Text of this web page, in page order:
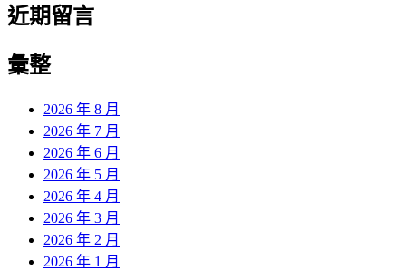
近期留言
彙整
2026 年 8 月
2026 年 7 月
2026 年 6 月
2026 年 5 月
2026 年 4 月
2026 年 3 月
2026 年 2 月
2026 年 1 月